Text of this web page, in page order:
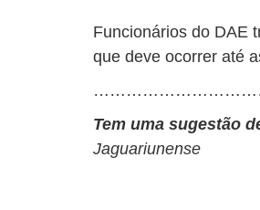
Funcionários do DAE
que deve ocorrer até
Tem uma sugestão
Jaguariunense